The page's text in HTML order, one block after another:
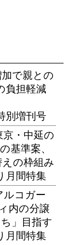
加で親との
負担軽減
別増刊号
京・中延の
基準案、
の枠組み
月間特集
ルコガー
内の分譲
」目指す
月間特集